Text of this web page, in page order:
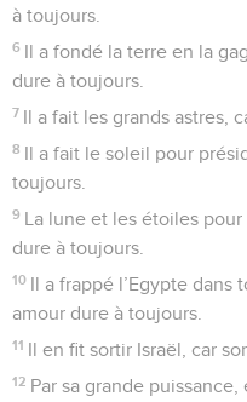
à toujours.
6 Il a fondé la terre en la
dure à toujours.
7 Il a fait les grands astres,
8 Il a fait le soleil pour
toujours.
9 La lune et les étoiles
dure à toujours.
10 Il a frappé l’Egypte dans
amour dure à toujours.
11 Il en fit sortir Israël, car
12 Par sa grande